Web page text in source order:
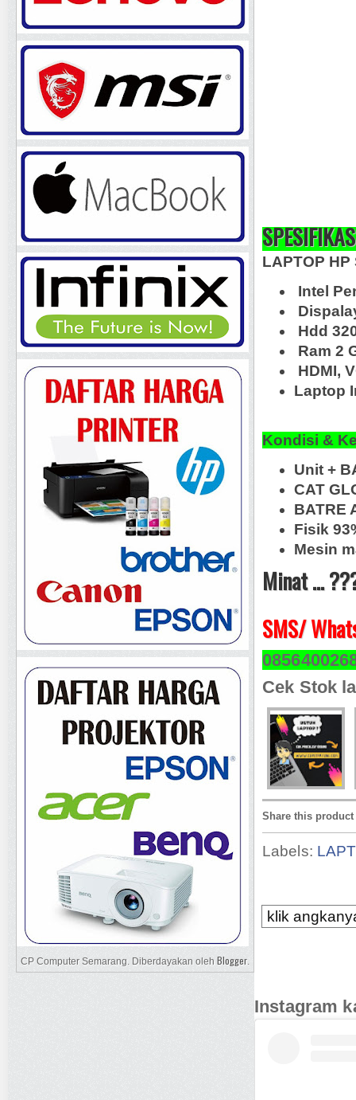
LAPTOP
Intel
Hdd
Ram 2
HDMI,
Laptop
Kondisi &
Unit +
CAT
BATRE
Fisik
Mesin
Minat ...
SMS/
Cek Stok
Share this product
Labels:
klik
Instagram
CP Computer Semarang. Diberdayakan oleh Blogger.